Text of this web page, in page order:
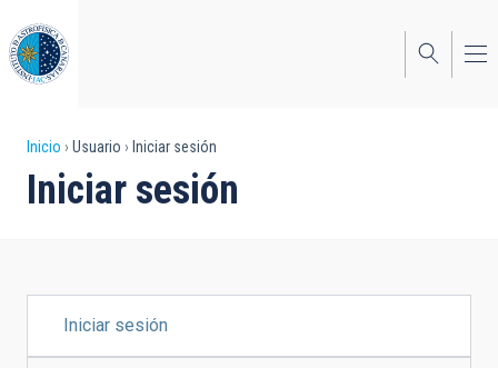
al
contenido
principal
Sobrescribir
enlaces
la
Inicio Usuario Iniciar sesión
Iniciar sesión
PRINCIPALES
Iniciar sesión